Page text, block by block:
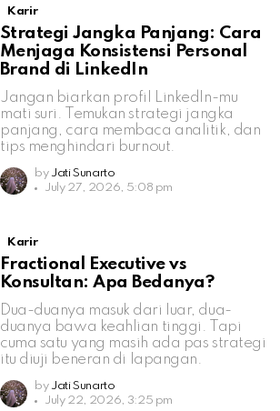
Karir
Strategi Jangka Panjang: Cara
Menjaga Konsistensi Personal
Brand di LinkedIn
Jangan biarkan profil LinkedIn-mu
mati suri. Temukan strategi jangka
panjang, cara membaca analitik, dan
tips menghindari burnout.
by Jati Sunarto
July 27, 2026, 5:08 pm
Karir
Fractional Executive vs
Konsultan: Apa Bedanya?
Dua-duanya masuk dari luar, dua-
duanya bawa keahlian tinggi. Tapi
cuma satu yang masih ada pas strategi
itu diuji beneran di lapangan.
by Jati Sunarto
July 22, 2026, 3:25 pm